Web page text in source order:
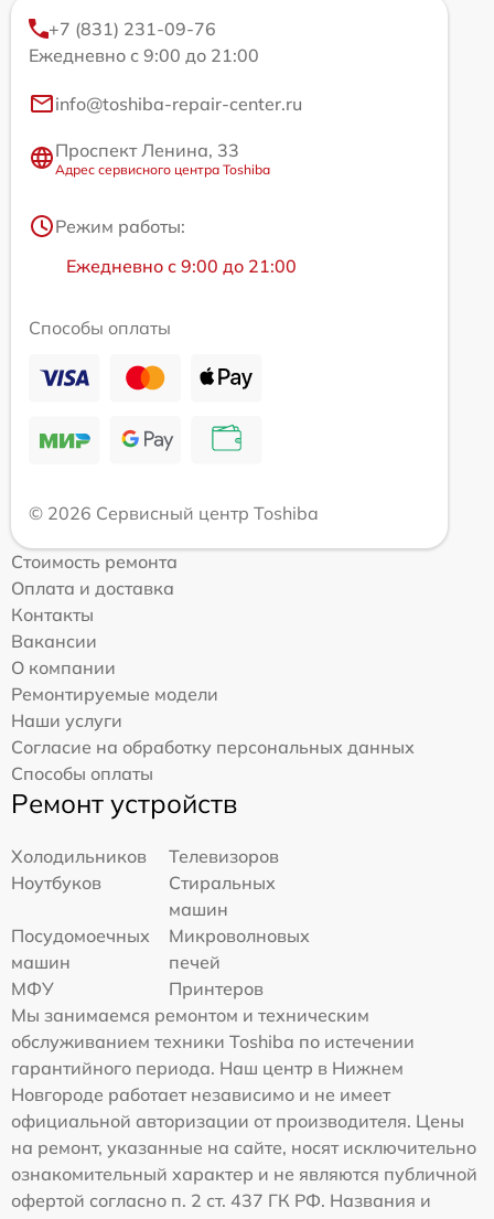
+7 (831) 231-09-76
Ежедневно с 9:00 до 21:00
info@toshiba-repair-center.ru
Проспект Ленина, 33
Адрес сервисного центра Toshiba
Режим работы:
Ежедневно с 9:00 до 21:00
Способы оплаты
© 2026 Сервисный центр Toshiba
Стоимость ремонта
Оплата и доставка
Контакты
Вакансии
О компании
Ремонтируемые модели
Наши услуги
Согласие на обработку персональных данных
Способы оплаты
Ремонт устройств
Холодильников
Телевизоров
Ноутбуков
Стиральных
машин
Посудомоечных
машин
Микроволновых
печей
МФУ
Принтеров
Мы занимаемся ремонтом и техническим
обслуживанием техники Toshiba по истечении
гарантийного периода. Наш центр в Нижнем
Новгороде работает независимо и не имеет
официальной авторизации от производителя. Цены
на ремонт, указанные на сайте, носят исключительно
ознакомительный характер и не являются публичной
офертой согласно п. 2 ст. 437 ГК РФ. Названия и